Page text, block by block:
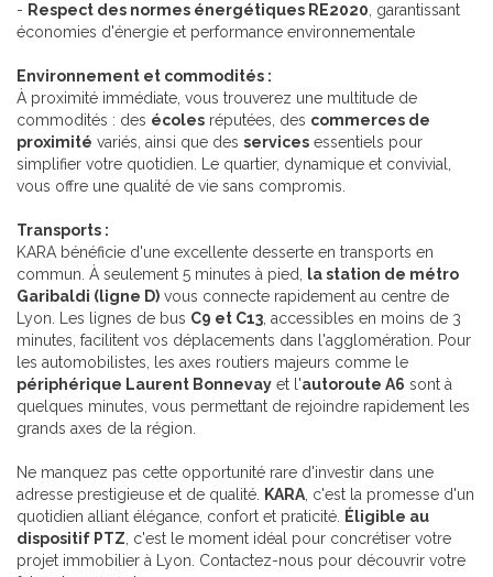
- Respect des normes énergétiques RE2020, garantissant
économies d'énergie et performance environnementale
Environnement et commodités :
À proximité immédiate, vous trouverez une multitude de
commodités : des écoles réputées, des commerces de
proximité variés, ainsi que des services essentiels pour
simplifier votre quotidien. Le quartier, dynamique et convivial,
vous offre une qualité de vie sans compromis.
Transports :
KARA bénéficie d'une excellente desserte en transports en
commun. À seulement 5 minutes à pied, la station de métro
Garibaldi (ligne D) vous connecte rapidement au centre de
Lyon. Les lignes de bus C9 et C13, accessibles en moins de 3
minutes, facilitent vos déplacements dans l'agglomération. Pour
les automobilistes, les axes routiers majeurs comme le
périphérique Laurent Bonnevay et l'autoroute A6 sont à
quelques minutes, vous permettant de rejoindre rapidement les
grands axes de la région.
Ne manquez pas cette opportunité rare d'investir dans une
adresse prestigieuse et de qualité. KARA, c'est la promesse d'un
quotidien alliant élégance, confort et praticité. Éligible au
dispositif PTZ, c'est le moment idéal pour concrétiser votre
projet immobilier à Lyon. Contactez-nous pour découvrir votre